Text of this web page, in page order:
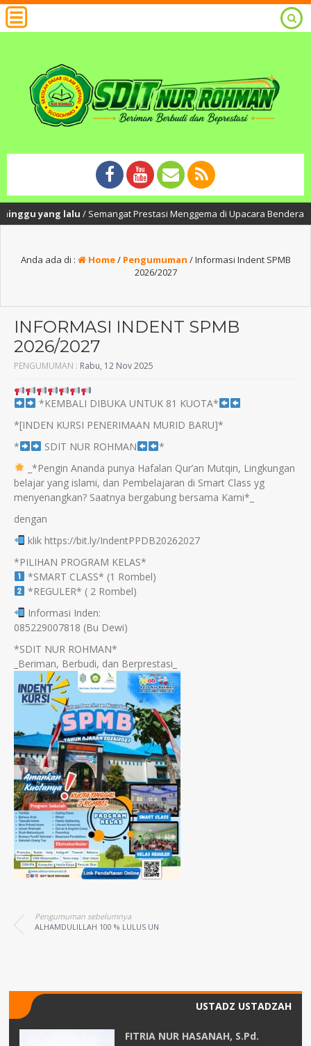
yang lalu/ Semangat Prestasi Menggema di Upacara Bendera
Anda ada di : Home/ Pengumuman /Informasi Indent SPMB
2026/2027
INFORMASI INDENT SPMB
2026/2027
PENGUMUMAN : Rabu, 12 Nov 2025
*KEMBALI DIBUKA UNTUK 81 KUOTA*
*[INDEN KURSI PENERIMAAN MURID BARU]*
*
SDIT NUR ROHMAN
*
_*Pengin Ananda punya Hafalan Qur’an Mutqin, Lingkungan
belajar yang islami, dan Pembelajaran di Smart Class yg
menyenangkan? Saatnya bergabung bersama Kami*_
dengan
klik https://bit.ly/IndentPPDB20262027
*PILIHAN PROGRAM KELAS*
*SMART CLASS* (1 Rombel)
*REGULER* ( 2 Rombel)
Informasi Inden:
085229007818 (Bu Dewi)
*SDIT NUR ROHMAN*
_Beriman, Berbudi, dan Berprestasi_
Pengumuman sebelumnya
ALHAMDULILLAH 100 % LULUS UN
USTADZ USTADZAH
FITRIA NUR HASANAH, S.Pd.